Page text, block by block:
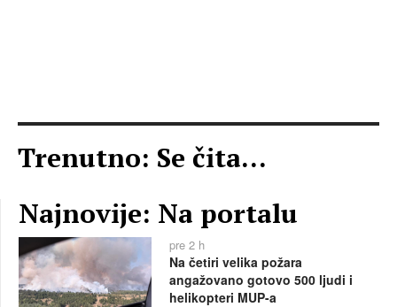
Trenutno: Se čita...
Najnovije: Na portalu
pre 2 h
Na četiri velika požara
angažovano gotovo 500 ljudi i
helikopteri MUP-a